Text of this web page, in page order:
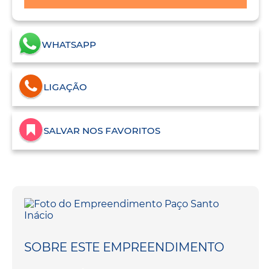
WHATSAPP
LIGAÇÃO
SALVAR NOS FAVORITOS
SOBRE ESTE EMPREENDIMENTO